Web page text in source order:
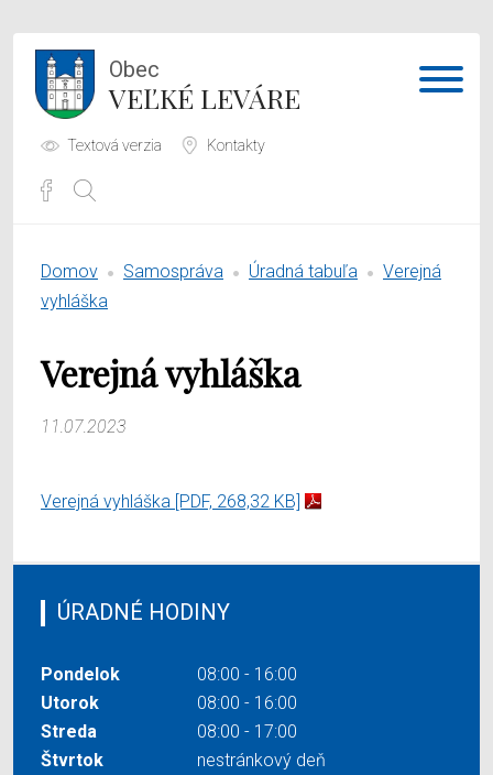
Obec
VEĽKÉ LEVÁRE
Textová verzia Kontakty
Samospráva
Domov Samospráva Úradná tabuľa
Verejná
vyhláška
Verejná vyhláška
11.07.2023
Verejná vyhláška [PDF, 268,32 KB]
ÚRADNÉ HODINY
Pondelok
08:00 - 16:00
Utorok
08:00 - 16:00
Streda
08:00 - 17:00
Štvrtok
nestránkový deň